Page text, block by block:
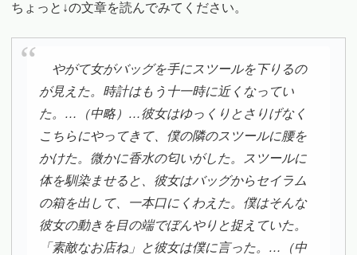
ちょっと↓の文章を読んでみてください。
やがて女がバッグを手にスツールを下りるの
が見えた。時計はもう十一時に近くなってい
た。…（中略）…彼女はゆっくりとさりげなく
こちらにやってきて、僕の隣のスツールに腰を
かけた。微かに香水の匂いがした。スツールに
体を馴染ませると、彼女はバッグからセイラム
の箱を出して、一本口にくわえた。僕はそんな
彼女の動きを目の端でぼんやりと捉えていた。
「素敵なお店ね」と彼女は僕に言った。…（中